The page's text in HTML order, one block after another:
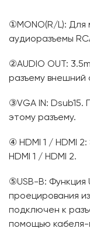
①MONO(R/L):
аудиоразъемы
②AUDIO OUT:
разъему внешний
③VGA IN:
этому разъему.
④ HDMI 1 / HDMI
HDMI 1 / HDMI 2.
⑤USB-B: Функция
проецирования
подключен к
помощью кабеля-